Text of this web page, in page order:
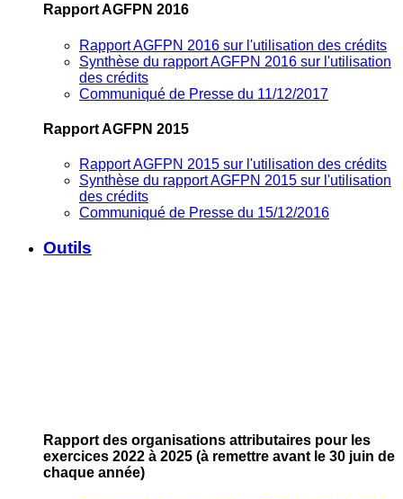
Rapport AGFPN 2016
Rapport AGFPN 2016 sur l'utilisation des crédits
Synthèse du rapport AGFPN 2016 sur l'utilisation
des crédits
Communiqué de Presse du 11/12/2017
Rapport AGFPN 2015
Rapport AGFPN 2015 sur l'utilisation des crédits
Synthèse du rapport AGFPN 2015 sur l'utilisation
des crédits
Communiqué de Presse du 15/12/2016
Outils
Rapport des organisations attributaires pour les
exercices 2022 à 2025 (à remettre avant le 30 juin de
chaque année)